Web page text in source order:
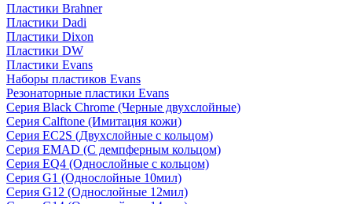
Пластики Brahner
Пластики Dadi
Пластики Dixon
Пластики DW
Пластики Evans
Наборы пластиков Evans
Резонаторные пластики Evans
Серия Black Chrome (Черные двухслойные)
Серия Calftone (Имитация кожи)
Серия EC2S (Двухслойные с кольцом)
Серия EMAD (С демпферным кольцом)
Серия EQ4 (Однослойные с кольцом)
Серия G1 (Однослойные 10мил)
Серия G12 (Однослойные 12мил)